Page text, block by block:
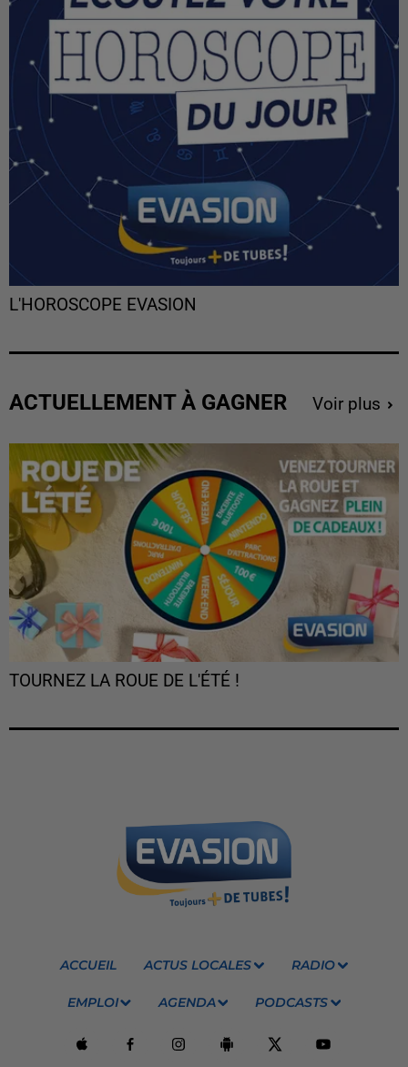
L'HOROSCOPE EVASION
ACTUELLEMENT À GAGNER Voir plus
TOURNEZ LA ROUE DE L'ÉTÉ !
ACCUEIL ACTUS LOCALES RADIO
EMPLOI AGENDA PODCASTS